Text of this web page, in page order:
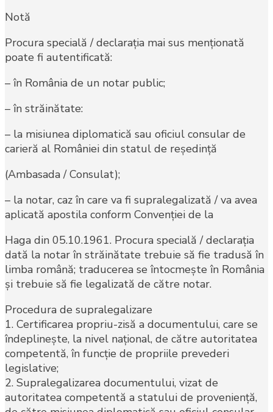
Notă
Procura specială / declaraţia mai sus menţionată
poate fi autentificată:
– în România de un notar public;
– în străinătate:
– la misiunea diplomatică sau oficiul consular de
carieră al României din statul de reşedinţă
(Ambasada / Consulat);
– la notar, caz în care va fi supralegalizată / va avea
aplicată apostila conform Convenţiei de la
Haga din 05.10.1961. Procura specială / declaraţia
dată la notar în străinătate trebuie să fie tradusă în
limba română; traducerea se întocmeşte în România
şi trebuie să fie legalizată de către notar.
Procedura de supralegalizare
1. Certificarea propriu-zisă a documentului, care se
îndeplineşte, la nivel naţional, de către autoritatea
competentă, în funcţie de propriile prevederi
legislative;
2. Supralegalizarea documentului, vizat de
autoritatea competentă a statului de provenienţă,